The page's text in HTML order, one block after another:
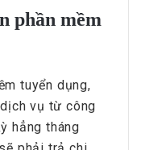
phần mềm
tuyển dụng,
vụ từ công
hẳng tháng